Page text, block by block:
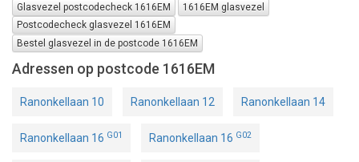
Glasvezel postcodecheck 1616EM
1616EM glasvezel
Postcodecheck glasvezel 1616EM
Bestel glasvezel in de postcode 1616EM
Adressen op postcode 1616EM
Ranonkellaan 10 Ranonkellaan 12 Ranonkellaan 14
Ranonkellaan 16 G01 Ranonkellaan 16 G02